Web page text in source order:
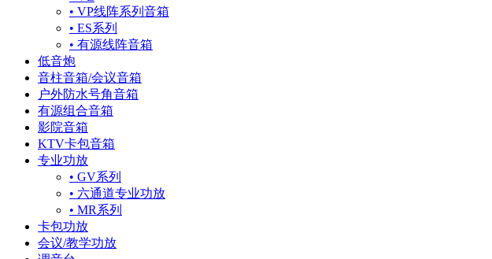
• VP线阵系列音箱
• ES系列
• 有源线阵音箱
低音炮
音柱音箱/会议音箱
户外防水号角音箱
有源组合音箱
影院音箱
KTV卡包音箱
专业功放
• GV系列
• 六通道专业功放
• MR系列
卡包功放
会议/教学功放